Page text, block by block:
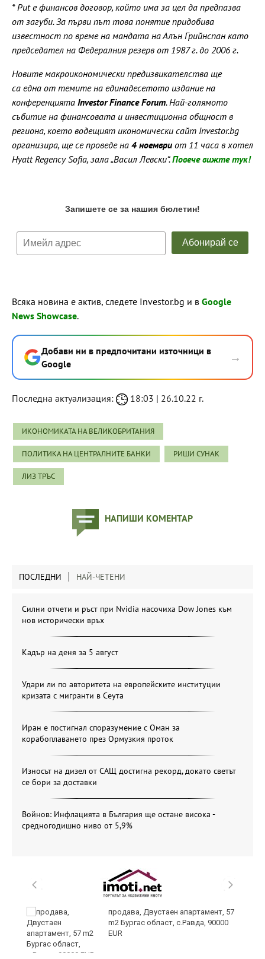
* Put е финансов договор, който има за цел да предпазва
от загуби. За първи път това понятие придобива
известност по време на мандата на Алън Грийнспан като
председател на Федералния резерв от 1987 г. до 2006 г.
Новите макроикономически предизвикателства ще
са една от темите на единадесетото издание на
конференцията Investor Finance Forum. Най-голямото
събитие на финансовата и инвестиционна общност в
региона, което водещият икономически сайт Investor.bg
организира, ще се проведе на 4 ноемвриот 11 часа в хотел
Hyatt Regency Sofia, зала „Васил Левски“.Повече вижте тук!
Всяка новина е актив, следете Investor.bg и в Google
News Showcase.
Добави ни в предпочитани източници в
Google
→
Последна актуализация: 18:03 | 26.10.22 г.
ИКОНОМИКАТА НА ВЕЛИКОБРИТАНИЯ
ПОЛИТИКА НА ЦЕНТРАЛНИТЕ БАНКИ РИШИ СУНАК
ЛИЗ ТРЪС
НАПИШИ КОМЕНТАР
ПОСЛЕДНИ НАЙ-ЧЕТЕНИ
Силни отчети и ръст при Nvidia насочиха Dow Jones към
нов исторически връх
Кадър на деня за 5 август
Удари ли по авторитета на европейските институции
кризата с мигранти в Сеута
Иран е постигнал споразумение с Оман за
корабоплаването през Ормузкия проток
Износът на дизел от САЩ достигна рекорд, докато светът
се бори за доставки
Войнов: Инфлацията в България ще остане висока -
средногодишно ниво от 5,9%
продава, Двустаен апартамент, 57
m2 Бургас област, с.Равда, 90000
EUR